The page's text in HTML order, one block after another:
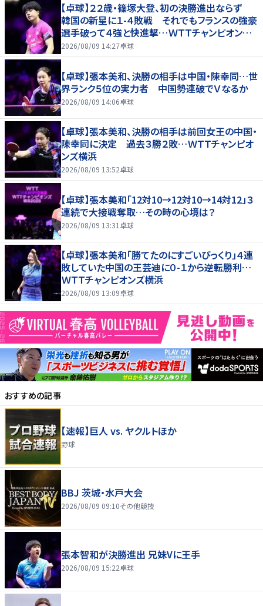
【卓球】２２歳・篠塚大登、初の決勝進出ならず
韓国の新星に１-４敗戦 それでもフランスの強豪
選手破って４強と快進撃…ＷＴＴチャンピオンズ
横浜
2026/08/09 14:27卓球
【卓球】張本美和、決勝の相手は中国・陳幸同…世
界ランク５位の実力者 中国勢連破でＶなるか
2026/08/09 14:06卓球
【卓球】張本美和、決勝の相手は前回女王の中国・
陳幸同に決定 過去３勝２敗…ＷＴＴチャンピオ
ンズ横浜
2026/08/09 13:52卓球
【卓球】張本美和「12対10→12対10→14対12」３
連続で大接戦奪取…その時の心境は？
2026/08/09 13:31 卓球
【卓球】張本美和「勝てたのにすごいびっくり」４連
敗していた中国の王芸迪に０-１から逆転勝利…
ＷＴＴチャンピオンズ横浜
2026/08/09 13:09卓球
おすすめの記事
【速報】巨人 vs. ヤクルトほか
野球
BBJ 茨城・水戸大会
2026/08/09 09:10その他競技
張本智和が決勝進出 兄妹Vに王手
2026/08/09 15:22卓球